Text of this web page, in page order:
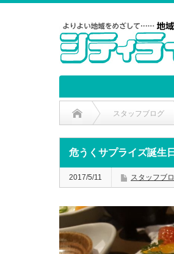
スタッフブログ
危うくサプライズ誕生
2017/5/11 スタッフブ